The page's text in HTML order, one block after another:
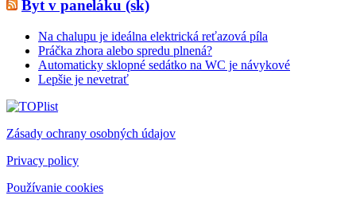
Byt v paneláku (sk)
Na chalupu je ideálna elektrická reťazová píla
Práčka zhora alebo spredu plnená?
Automaticky sklopné sedátko na WC je návykové
Lepšie je nevetrať
Zásady ochrany osobných údajov
Privacy policy
Používanie cookies